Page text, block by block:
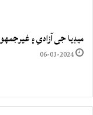
ميڊيا جي آزادي ۽
06-03-2024